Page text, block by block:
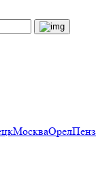
МоскваОрел